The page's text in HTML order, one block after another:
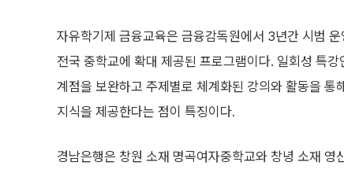
자유학기제 금융교육은 금융감독원에서 3년간 시범
전국 중학교에 확대 제공된 프로그램이다. 일회성 특
계점을 보완하고 주제별로 체계화된 강의와 활동을 통
지식을 제공한다는 점이 특징이다.
경남은행은 창원 소재 명곡여자중학교와 창녕 소재 영